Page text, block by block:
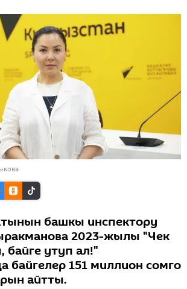
башкы инспектору
2023-жылы "Чек
утуп ал!"
байгелер 151 миллион сомго
айтты.